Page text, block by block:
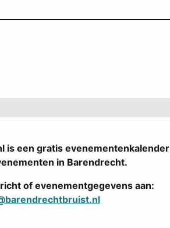
is een gratis evenementenkalender
in Barendrecht.
of evenementgegevens aan: